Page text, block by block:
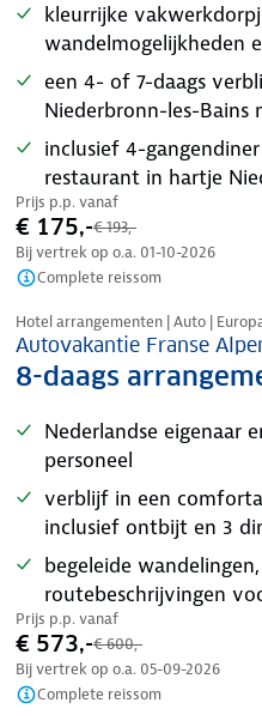
kleurrijke
wandelmogelijkheden
een 4- of 7-daags
Niederbronn-les-Bains
inclusief 4-
restaurant in hartje
Prijs p.p. vanaf
€ 175,-€ 193,-
Bij vertrek op o.a. 01-10-2026
Complete reissom
Nazomer korting
Hotel arrangementen | Auto |
Autovakantie Franse
8-daags
Nederlandse eigenaar
personeel
verblijf in een
inclusief ontbijt en 3
begeleide
routebeschrijvingen
Prijs p.p. vanaf
€ 573,-€ 600,-
Bij vertrek op o.a. 05-09-2026
Complete reissom
Nazomer korting